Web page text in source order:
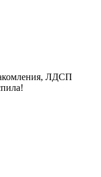
ЛДСП